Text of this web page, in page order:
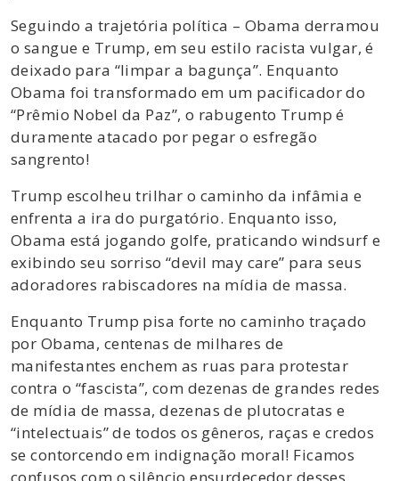
Seguindo a trajetória política – Obama derramou
o sangue e Trump, em seu estilo racista vulgar, é
deixado para “limpar a bagunça”. Enquanto
Obama foi transformado em um pacificador do
“Prêmio Nobel da Paz”, o rabugento Trump é
duramente atacado por pegar o esfregão
sangrento!
Trump escolheu trilhar o caminho da infâmia e
enfrenta a ira do purgatório. Enquanto isso,
Obama está jogando golfe, praticando windsurf e
exibindo seu sorriso “devil may care” para seus
adoradores rabiscadores na mídia de massa.
Enquanto Trump pisa forte no caminho traçado
por Obama, centenas de milhares de
manifestantes enchem as ruas para protestar
contra o “fascista”, com dezenas de grandes redes
de mídia de massa, dezenas de plutocratas e
“intelectuais” de todos os gêneros, raças e credos
se contorcendo em indignação moral! Ficamos